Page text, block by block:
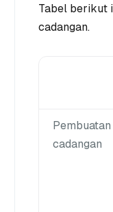
Tabel berikut
cadangan.
Pembuatan
cadangan